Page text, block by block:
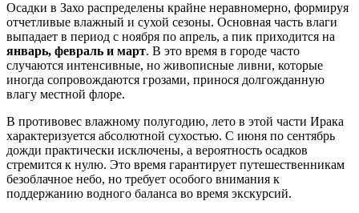
Осадки в Захо распределены крайне неравномерно, формируя
отчетливые влажный и сухой сезоны. Основная часть влаги
выпадает в период с ноября по апрель, а пик приходится на
январь, февраль и март. В это время в городе часто
случаются интенсивные, но живописные ливни, которые
иногда сопровождаются грозами, принося долгожданную
влагу местной флоре.
В противовес влажному полугодию, лето в этой части Ирака
характеризуется абсолютной сухостью. С июня по сентябрь
дожди практически исключены, а вероятность осадков
стремится к нулю. Это время гарантирует путешественникам
безоблачное небо, но требует особого внимания к
поддержанию водного баланса во время экскурсий.